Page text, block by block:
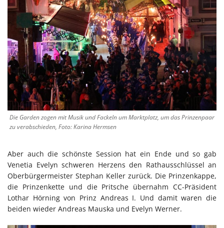
Die Garden zogen mit Musik und Fackeln um Marktplatz, um das Prinzenpaar
zu verabschieden, Foto: Karina Hermsen
Aber auch die schönste Session hat ein Ende und so gab
Venetia Evelyn schweren Herzens den Rathausschlüssel an
Oberbürgermeister Stephan Keller zurück. Die Prinzenkappe,
die Prinzenkette und die Pritsche übernahm CC-Präsident
Lothar Hörning von Prinz Andreas I. Und damit waren die
beiden wieder Andreas Mauska und Evelyn Werner.